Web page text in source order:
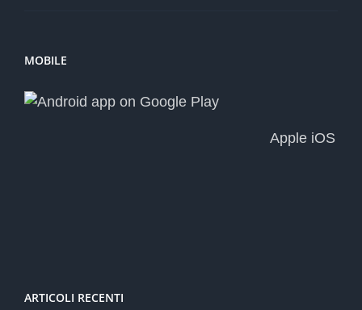
MOBILE
Apple iOS
ARTICOLI RECENTI